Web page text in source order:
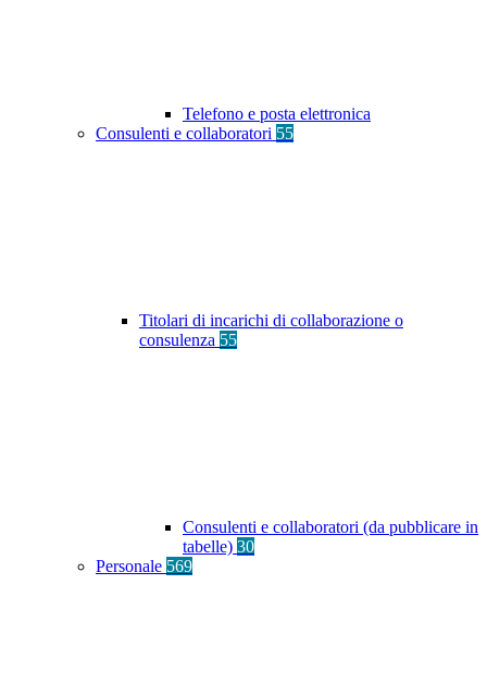
Telefono e posta elettronica
Consulenti e collaboratori 55
Titolari di incarichi di collaborazione o
consulenza 55
Consulenti e collaboratori (da pubblicare in
tabelle) 30
Personale 569